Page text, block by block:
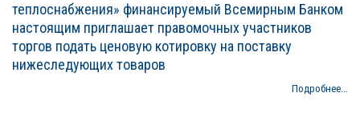
теплоснабжения» финансируемый Всемирным Банком
настоящим приглашает правомочных участников
торгов подать ценовую котировку на поставку
нижеследующих товаров
Подробнее...